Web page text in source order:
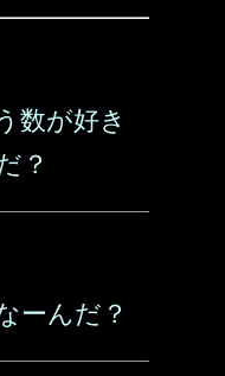
数が好き
？
ーんだ？